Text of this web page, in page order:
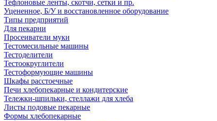
Тефлоновые ленты, скотчи, сетки и пр.
Уцененное, Б/У и восстановленное оборудование
Типы предприятий
Для пекарни
Просеиватели муки
Тестомесильные машины
Тестоделители
Тестоокруглители
Тестоформующие машины
Шкафы расстоечные
Печи хлебопекарные и кондитерские
Тележки-шпильки, стеллажи для хлеба
Листы подовые пекарные
Формы хлебопекарные